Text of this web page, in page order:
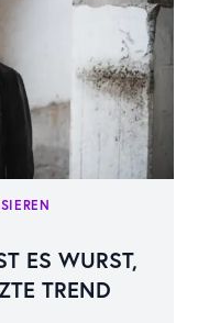
ES WURST,
TREND